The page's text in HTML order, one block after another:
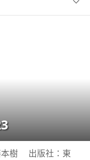
本樹 出版社：東